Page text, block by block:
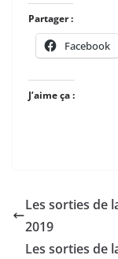
Partager :
Facebook
J’aime ça :
Les sorties de
2019
Les sorties de